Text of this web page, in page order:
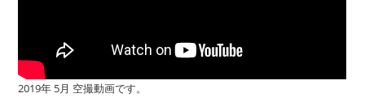
新艇・展示艇情報 中古艇情報
2019年 5月 空撮動画です。